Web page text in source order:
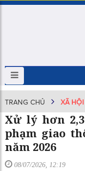
TRANG CHỦ XÃ HỘI
Xử lý hơn
phạm giao
năm 2026
08/07/2026, 12:19